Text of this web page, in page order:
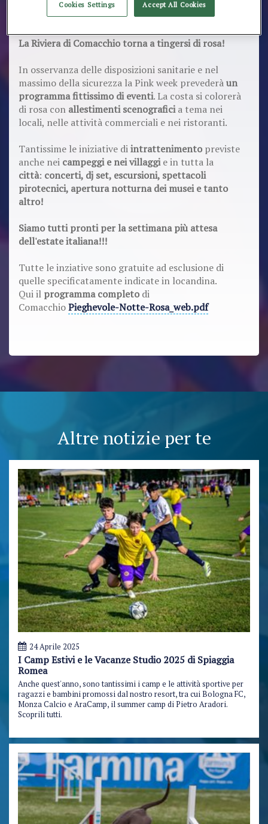
26 luglio all'1 agosto torna laPink week
La Riviera di Comacchio torna a tingersi di rosa!
In osservanza delle disposizioni sanitarie e nel
massimo della sicurezza la Pink week prevederàun
programma fittissimo di eventi. La costa si colorerà
di rosa con allestimenti scenograficia tema nei
locali, nelle attività commerciali e nei ristoranti.
Tantissime le iniziative diintrattenimento previste
anche nei campeggi e nei villaggie in tutta la
città: concerti, dj set, escursioni, spettacoli
pirotecnici, apertura notturna dei musei e tanto
altro!
Siamo tutti pronti per la settimana più attesa
dell'estate italiana!!!
Tutte le inziative sono gratuite ad esclusione di
quelle specificatamente indicate in locandina.
Qui il programma completo di
ComacchioPieghevole-Notte-Rosa_web.pdf
Altre notizie per te
24 Aprile 2025
I Camp Estivi e le Vacanze Studio 2025 di Spiaggia
Romea
Anche quest'anno, sono tantissimi i camp e le attività sportive per
ragazzi e bambini promossi dal nostro resort, tra cui Bologna FC,
Monza Calcio e AraCamp, il summer camp di Pietro Aradori.
Scoprili tutti.
Cookies Settings Accept All Cookies